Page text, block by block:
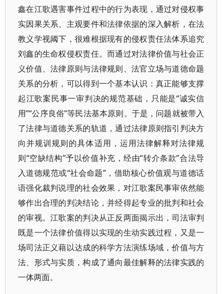
鑫在江歌遇害事件过程中的行为表现，通过对侵权事
实因果关系、主观要件和法律依据的深入解析，在法
教义学视阈下，很难根据现有的侵权责任法体系追究
刘鑫的生命权侵权责任。而通过对法律价值与社会正
义价值、法律原则与法律规则、法官立场与道德命题
关系的分析，可以得到一个基本认识：真正能够支撑
起江歌案民事一审判决的规范基础，只能是“诚实信
用”“公序良俗”等民法基本原则。于是，问题就被带入
了法律与道德关系的轨道，通过法律原则指引判决方
向并规训规则的具体适用，运用法律解释对法律规
则“空缺结构”予以价值补充，经由“转介条款”合法导
入道德规范或“社会命题”，借助核心价值观与道德话
语强化裁判说理的社会效果，对江歌案民事审依然能
够作出合理的判决结论，并经得起专业的批判和社会
的审视。江歌案的判决从正反两面揭示出，司法审判
既是一个法律价值得以实现的生动实践过程，又是一
场司法正义藉以达成的科学方法演练场域，价值与方
法、形式与实质，构成了通向最佳解释的法律实践的
一体两面。